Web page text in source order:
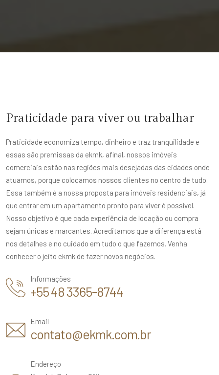
Praticidade para viver ou trabalhar
Praticidade economiza tempo, dinheiro e traz tranquilidade e
essas são premissas da ekmk, afinal, nossos imóveis
comerciais estão nas regiões mais desejadas das cidades onde
atuamos, porque colocamos nossos clientes no centro de tudo.
Essa também é a nossa proposta para imóveis residenciais, já
que entrar em um apartamento pronto para viver é possível.
Nosso objetivo é que cada experiência de locação ou compra
sejam únicas e marcantes. Acreditamos que a diferença está
nos detalhes e no cuidado em tudo o que fazemos. Venha
conhecer o jeito ekmk de fazer novos negócios.
Informações
+55 48 3365-8744
Email
contato@ekmk.com.br
Endereço